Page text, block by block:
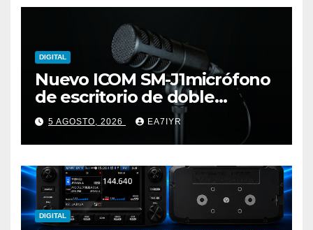
DIGITAL
Nuevo ICOM SM-J1micrófono
de escritorio de doble
elemento premium
5 AGOSTO, 2026 EA7IYR
DIGITAL